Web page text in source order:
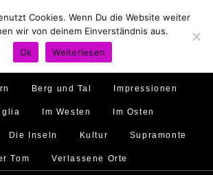
Traumstrände Feste feiern
Im Norden
Murales Ambiente
Berg und Tal Impressionen
Im Westen Im Osten
Die Inseln Kultur Supramonte
Tom Verlassene Orte
Cookies. Wenn Du die Website weiter
wir von deinem Einverständnis aus.
Ok
Weiterlesen